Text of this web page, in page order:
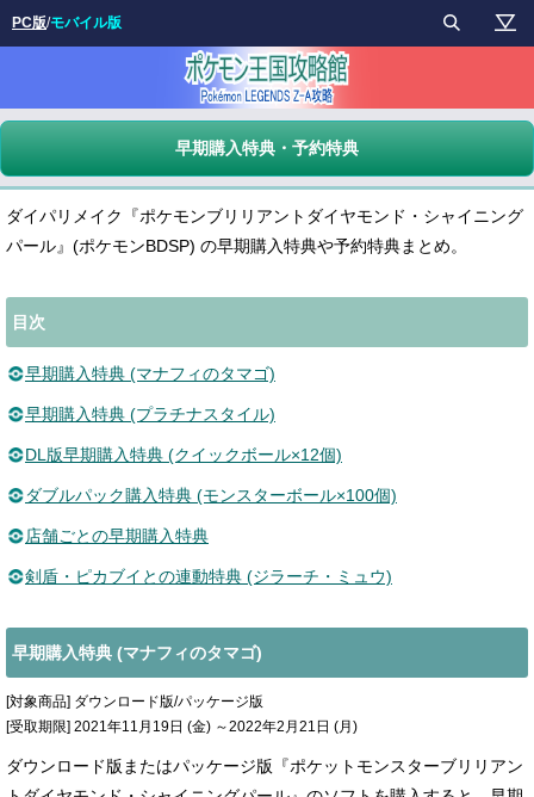
早期購入特典・予約特典
ダイパリメイク『ポケモンブリリアントダイヤモンド・シャイニング
パール』(ポケモンBDSP) の早期購入特典や予約特典まとめ。
目次
早期購入特典 (マナフィのタマゴ)
早期購入特典 (プラチナスタイル)
DL版早期購入特典 (クイックボール×12個)
ダブルパック購入特典 (モンスターボール×100個)
店舗ごとの早期購入特典
剣盾・ピカブイとの連動特典 (ジラーチ・ミュウ)
早期購入特典 (マナフィのタマゴ)
[対象商品] ダウンロード版/パッケージ版
[受取期限] 2021年11月19日 (金) ～2022年2月21日 (月)
ダウンロード版またはパッケージ版『ポケットモンスターブリリアン
PC版/モバイル版